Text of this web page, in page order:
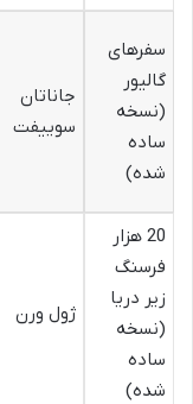
سفرهای
گالیور
(نسخه
ساده
شده)
جاناتان
سوییفت
20 هزار
فرسنگ
زیر دریا
(نسخه
ساده
شده)
ژول ورن